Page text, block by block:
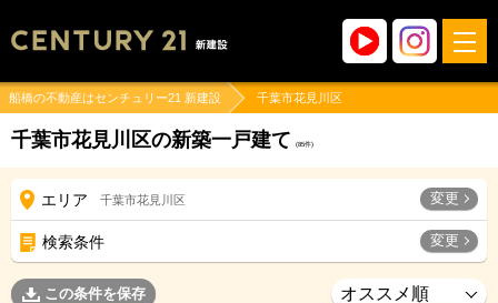
船橋の不動産はセンチュリー21 新建設 千葉市花見川区
千葉市花見川区の新築一戸建て (85件)
エリア 千葉市花見川区 変更
検索条件 変更
この条件を保存